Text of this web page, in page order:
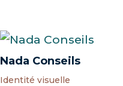
Nada Conseils
Identité visuelle